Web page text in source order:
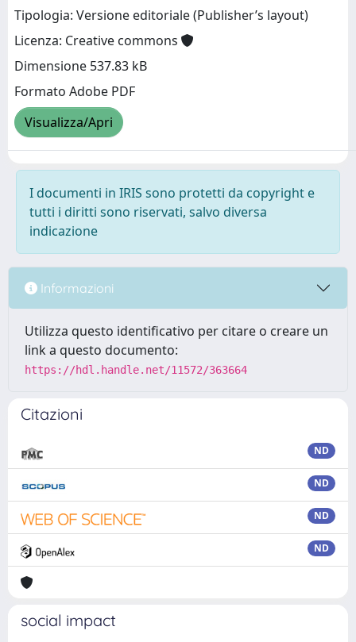
Tipologia: Versione editoriale (Publisher’s layout)
Licenza: Creative commons
Dimensione 537.83 kB
Formato Adobe PDF
Visualizza/Apri
I documenti in IRIS sono protetti da copyright e
tutti i diritti sono riservati, salvo diversa
indicazione
Informazioni
Utilizza questo identificativo per citare o creare un
link a questo documento:
https://hdl.handle.net/11572/363664
Citazioni
ND
ND
ND
ND
social impact